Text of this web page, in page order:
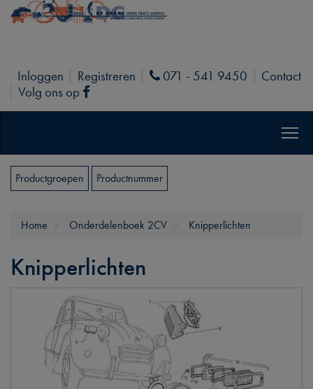
Inloggen Registreren Phone
071 - 541 9450
Contact
Volg ons op
Facebook
Productgroepen Productnummer
Home Onderdelenboek 2CV Knipperlichten
Knipperlichten